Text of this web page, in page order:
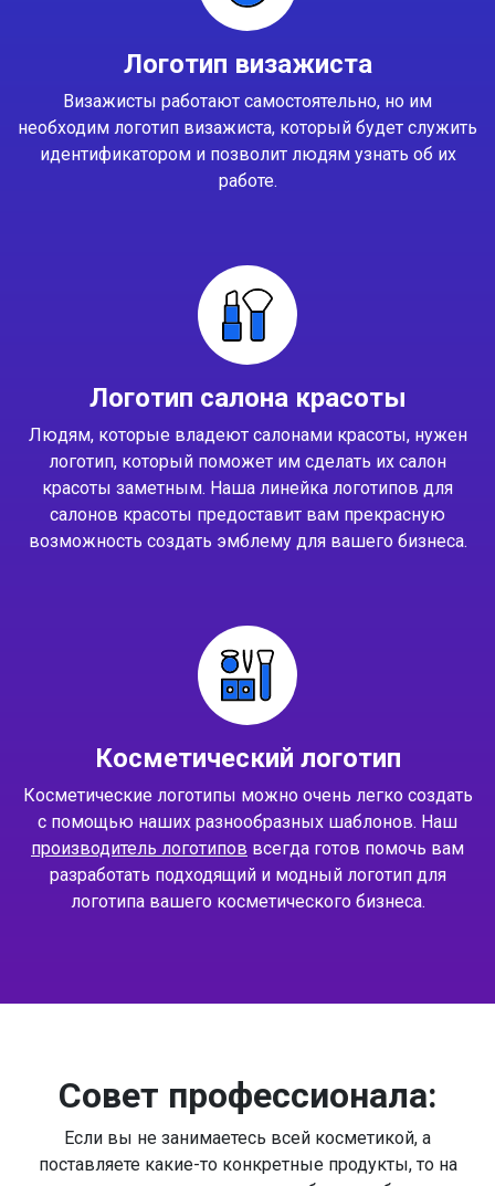
Логотип визажиста
Визажисты работают самостоятельно, но им
необходим логотип визажиста, который будет служить
идентификатором и позволит людям узнать об их
работе.
Логотип салона красоты
Людям, которые владеют салонами красоты, нужен
логотип, который поможет им сделать их салон
красоты заметным. Наша линейка логотипов для
салонов красоты предоставит вам прекрасную
возможность создать эмблему для вашего бизнеса.
Косметический логотип
Косметические логотипы можно очень легко создать
с помощью наших разнообразных шаблонов. Наш
производитель логотипов всегда готов помочь вам
разработать подходящий и модный логотип для
логотипа вашего косметического бизнеса.
Совет профессионала:
Если вы не занимаетесь всей косметикой, а
поставляете какие-то конкретные продукты, то на